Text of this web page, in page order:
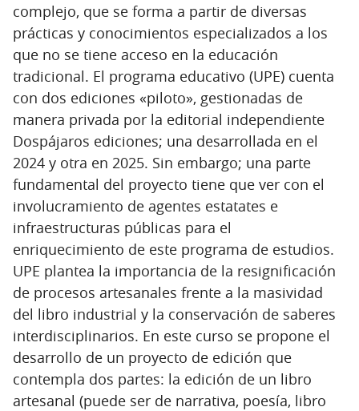
complejo, que se forma a partir de diversas
prácticas y conocimientos especializados a los
que no se tiene acceso en la educación
tradicional. El programa educativo (UPE) cuenta
con dos ediciones «piloto», gestionadas de
manera privada por la editorial independiente
Dospájaros ediciones; una desarrollada en el
2024 y otra en 2025. Sin embargo; una parte
fundamental del proyecto tiene que ver con el
involucramiento de agentes estatates e
infraestructuras públicas para el
enriquecimiento de este programa de estudios.
UPE plantea la importancia de la resignificación
de procesos artesanales frente a la masividad
del libro industrial y la conservación de saberes
interdisciplinarios. En este curso se propone el
desarrollo de un proyecto de edición que
contempla dos partes: la edición de un libro
artesanal (puede ser de narrativa, poesía, libro